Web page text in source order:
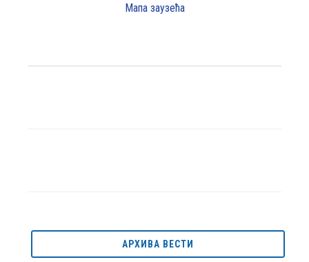
Мапа заузећа
АРХИВА ВЕСТИ